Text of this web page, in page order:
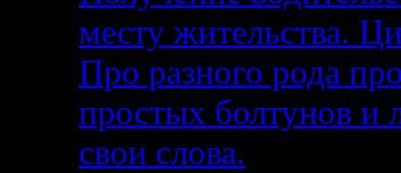
месту жительства.
Про разного рода
простых болтунов и
свои слова.